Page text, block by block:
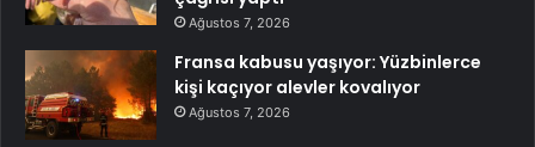
Ağustos 7, 2026
Fransa kabusu yaşıyor: Yüzbinlerce
kişi kaçıyor alevler kovalıyor
Ağustos 7, 2026